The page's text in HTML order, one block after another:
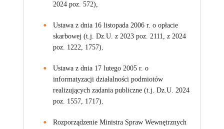
2024 poz. 572),
Ustawa z dnia 16 listopada 2006 r. o opłacie
skarbowej (t.j. Dz.U. z 2023 poz. 2111, z 2024
poz. 1222, 1757),
Ustawa z dnia 17 lutego 2005 r. o
informatyzacji działalności podmiotów
realizujących zadania publiczne (t.j. Dz.U. 2024
poz. 1557, 1717),
Rozporządzenie Ministra Spraw Wewnętrznych